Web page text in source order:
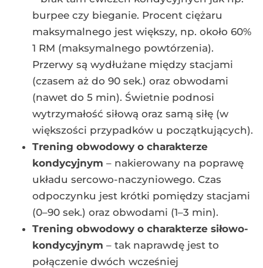
burpee czy bieganie. Procent ciężaru
maksymalnego jest większy, np. około 60%
1 RM (maksymalnego powtórzenia).
Przerwy są wydłużane między stacjami
(czasem aż do 90 sek.) oraz obwodami
(nawet do 5 min). Świetnie podnosi
wytrzymałość siłową oraz samą siłę (w
większości przypadków u początkujących).
Trening obwodowy o charakterze
kondycyjnym – nakierowany na poprawę
układu sercowo-naczyniowego. Czas
odpoczynku jest krótki pomiędzy stacjami
(0–90 sek.) oraz obwodami (1–3 min).
Trening obwodowy o charakterze siłowo-
kondycyjnym – tak naprawdę jest to
połączenie dwóch wcześniej